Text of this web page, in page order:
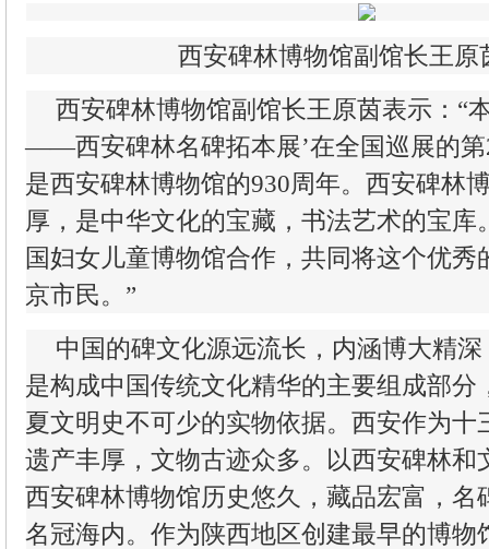
西安碑林博物馆副馆长王原
西安碑林博物馆副馆长王原茵表示：“
——西安碑林名碑拓本展’在全国巡展的
是西安碑林博物馆的930周年。西安碑林
厚，是中华文化的宝藏，书法艺术的宝库
国妇女儿童博物馆合作，共同将这个优秀
京市民。”
中国的碑文化源远流长，内涵博大精
是构成中国传统文化精华的主要组成部分
夏文明史不可少的实物依据。西安作为十
遗产丰厚，文物古迹众多。以西安碑林和
西安碑林博物馆历史悠久，藏品宏富，名
名冠海内。作为陕西地区创建最早的博物